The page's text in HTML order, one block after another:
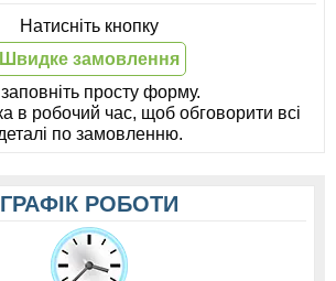
Натисніть кнопку
Швидке замовлення
просту форму.
в робочий час, щоб обговорити всі
по замовленню.
ГРАФІК РОБОТИ